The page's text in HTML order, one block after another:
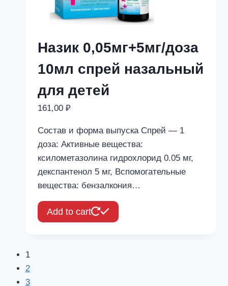
Назик 0,05мг+5мг/доза
10мл спрей назальный
для детей
161,00 ₽
Состав и форма выпуска Спрей — 1
доза: Активные вещества:
ксилометазолина гидрохлорид 0.05 мг,
декспантенол 5 мг, Вспомогательные
вещества: бензалкония…
Add to cart
1
2
3